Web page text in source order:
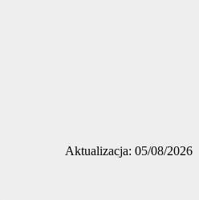
Aktualizacja: 05/08/2026